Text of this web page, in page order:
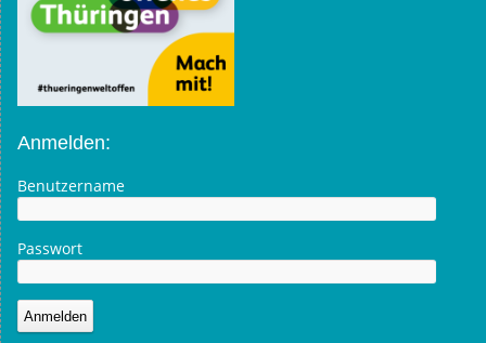
Anmelden:
Benutzername
Passwort